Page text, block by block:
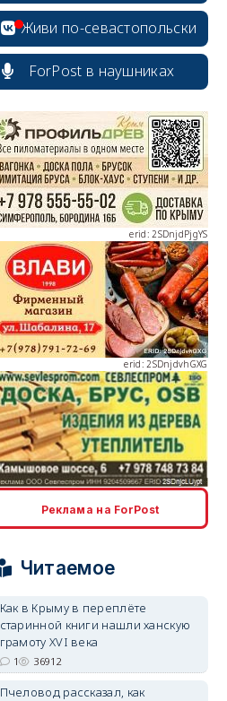
Живи по-севастопольски
ForPost в наушниках
erid: 2SDnjdPjgYS
erid: 2SDnjdvhGXG
erid: 2SDnjcLUypt
erid: 2SDnjcrDNw6
Реклама на ForPost
Читаемое
Как в Крыму в переплёте
старинной книги нашли ханскую
грамоту XVI века
1 36912
Пчеловод рассказал, как